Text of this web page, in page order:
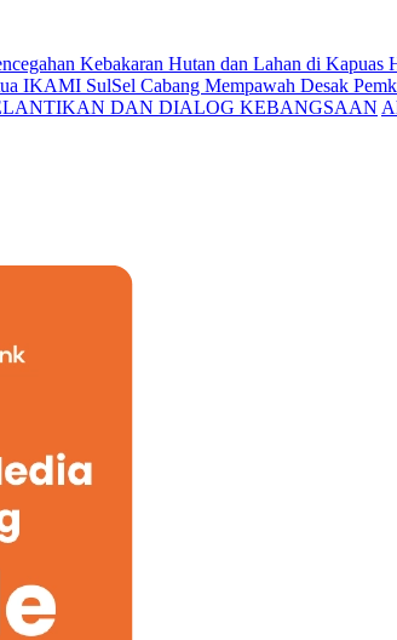
Kebakaran Hutan dan Lahan di Kapuas
IKAMI SulSel Cabang Mempawah Desak
DAN DIALOG KEBANGSAAN